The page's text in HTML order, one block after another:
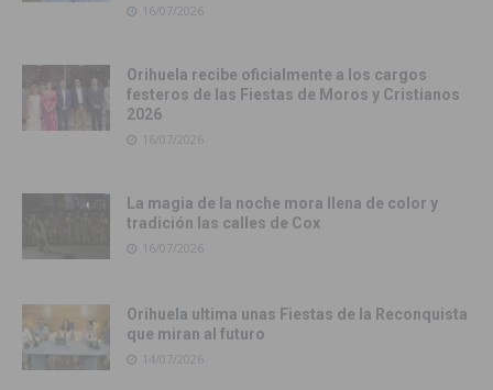
16/07/2026
Orihuela recibe oficialmente a los cargos
festeros de las Fiestas de Moros y Cristianos
2026
16/07/2026
La magia de la noche mora llena de color y
tradición las calles de Cox
16/07/2026
Orihuela ultima unas Fiestas de la Reconquista
que miran al futuro
14/07/2026